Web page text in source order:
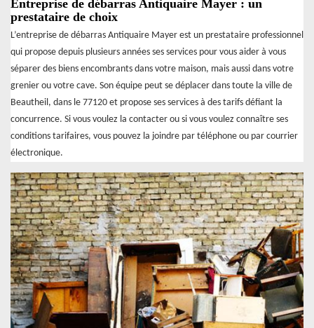
Entreprise de débarras Antiquaire Mayer : un
prestataire de choix
L’entreprise de débarras Antiquaire Mayer est un prestataire professionnel
qui propose depuis plusieurs années ses services pour vous aider à vous
séparer des biens encombrants dans votre maison, mais aussi dans votre
grenier ou votre cave. Son équipe peut se déplacer dans toute la ville de
Beautheil, dans le 77120 et propose ses services à des tarifs défiant la
concurrence. Si vous voulez la contacter ou si vous voulez connaître ses
conditions tarifaires, vous pouvez la joindre par téléphone ou par courrier
électronique.